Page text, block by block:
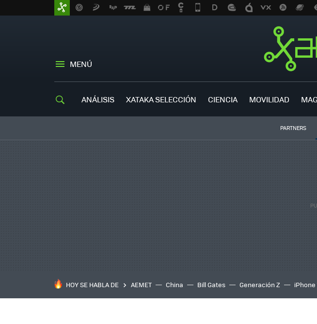
MENÚ
ANÁLISIS XATAKA SELECCIÓN CIENCIA MOVILIDAD
PARTNERS
HOY SE HABLA DE AEMET China Bill Gates Generación Z iPhone